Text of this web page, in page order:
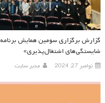
گزارش برگزاری سومین همایش
شایستگی‌های اشتغال‌پذیری»
نوامبر 27, 2024 مدیر سایت